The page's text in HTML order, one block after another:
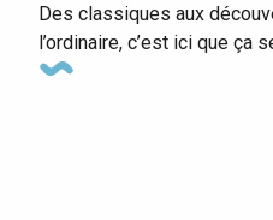
Des classiques aux
l’ordinaire, c’est ici que ça